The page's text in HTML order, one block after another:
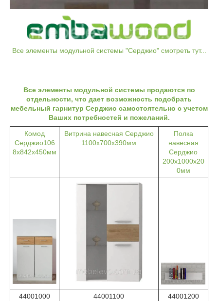
Все элементы модульной системы "Серджио" смотреть тут...
Все элементы модульной системы продаются по
отдельности, что дает возможность подобрать
мебельный гарнитур Серджио самостоятельно с учетом
Ваших потребностей и пожеланий.
Комод
Серджио106
8х842х450мм
Витрина навесная Серджио
1100х700х390мм
Полка
навесная
Серджио
200х1000х20
0мм
44001000 44001100
44001200